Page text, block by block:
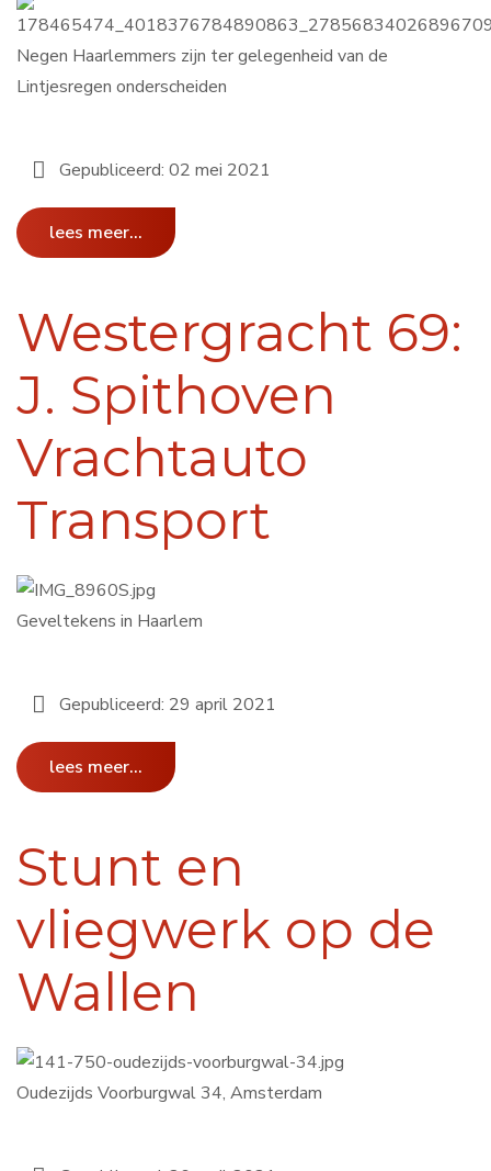
Negen Haarlemmers zijn ter gelegenheid van de
Lintjesregen onderscheiden
Gepubliceerd: 02 mei 2021
lees meer...
Westergracht 69:
J. Spithoven
Vrachtauto
Transport
Geveltekens in Haarlem
Gepubliceerd: 29 april 2021
lees meer...
Stunt en
vliegwerk op de
Wallen
Oudezijds Voorburgwal 34, Amsterdam